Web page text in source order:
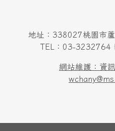
地址：338027桃園市
TEL：03-3232764
網站維護：資